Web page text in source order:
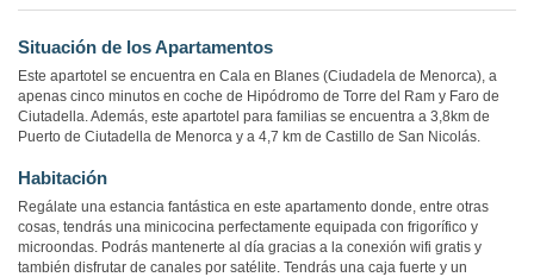
Situación de los Apartamentos
Este apartotel se encuentra en Cala en Blanes (Ciudadela de Menorca), a
apenas cinco minutos en coche de Hipódromo de Torre del Ram y Faro de
Ciutadella. Además, este apartotel para familias se encuentra a 3,8km de
Puerto de Ciutadella de Menorca y a 4,7 km de Castillo de San Nicolás.
Habitación
Regálate una estancia fantástica en este apartamento donde, entre otras
cosas, tendrás una minicocina perfectamente equipada con frigorífico y
microondas. Podrás mantenerte al día gracias a la conexión wifi gratis y
también disfrutar de canales por satélite. Tendrás una caja fuerte y un